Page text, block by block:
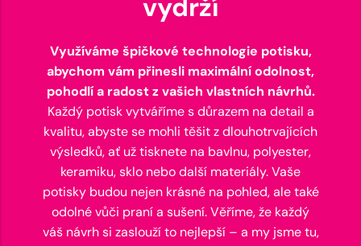
vydrží
Využíváme špičkové technologie potisku,
abychom vám přinesli maximální odolnost,
pohodlí a radost z vašich vlastních návrhů.
Každý potisk vytváříme s důrazem na detail a
kvalitu, abyste se mohli těšit z dlouhotrvajících
výsledků, ať už tisknete na bavlnu, polyester,
keramiku, sklo nebo další materiály. Vaše
potisky budou nejen krásné na pohled, ale také
odolné vůči praní a sušení. Věříme, že každý
váš návrh si zaslouží to nejlepší – a my jsme tu,